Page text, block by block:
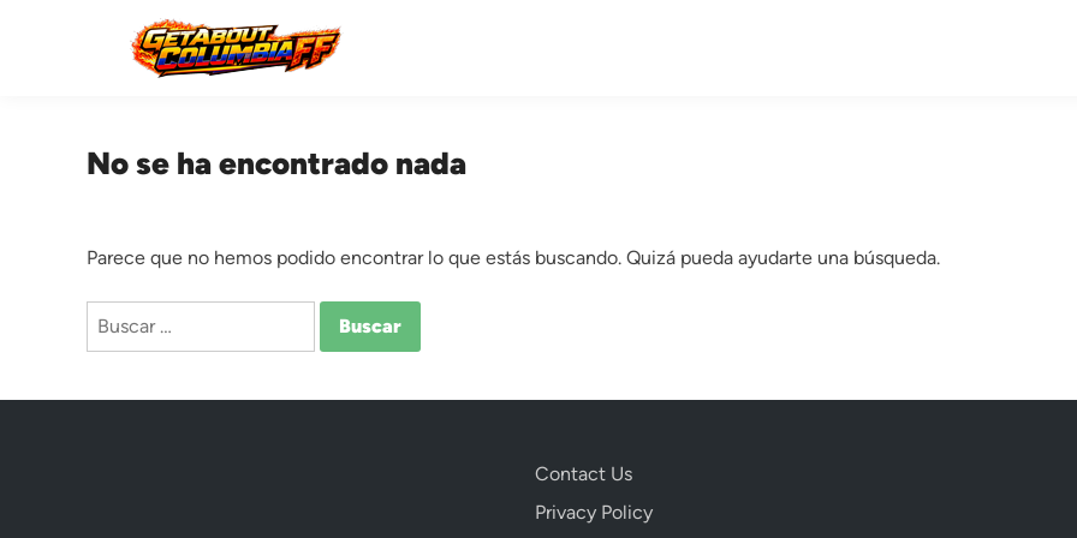
No se ha encontrado nada
Parece que no hemos podido encontrar lo que estás buscando. Quizá pueda ayudarte una búsqueda.
Buscar:
Contact Us
Privacy Policy